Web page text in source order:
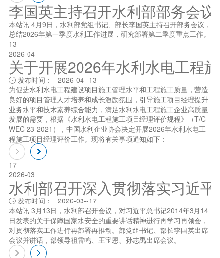
李国英主持召开水利部部务会议
本站讯 4月9日，水利部党组书记、部长李国英主持召开部务会议，
总结2026年第一季度水利工作进展，研究部署第二季度重点工作。
13
2026-04
关于开展2026年水利水电工程
发布时间： : 2026-04--13
为促进水利水电工程建设项目施工管理水平和工程施工质量，营造
良好的项目管理人才培养和成长激励氛围，引导施工项目经理提升
业务水平和技术素养综合能力，满足水利水电工程施工企业高质量
发展的需要，根据《水利水电工程施工项目经理评价规程》（T/C
WEC 23-2021），中国水利企业协会决定开展2026年水利水电工
程施工项目经理评价工作。现将有关事项通知如下：
17
2026-03
水利部召开深入贯彻落实习近
发布时间： : 2026-03--17
本站讯 3月13日，水利部召开会议，对习近平总书记2014年3月14
日发表的关于保障国家水安全的重要讲话精神进行再学习再领会，
对贯彻落实工作进行再部署再推动。部党组书记、部长李国英出席
会议并讲话，部领导祖雷鸣、王宝恩、孙志禹出席会议。